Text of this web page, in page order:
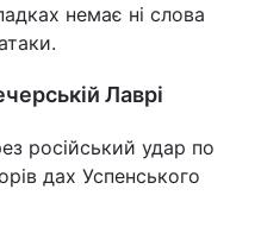
немає ні слова
Лаврі
російський удар по
дах Успенського